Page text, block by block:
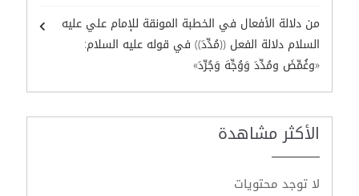
من دلالة الأفعال في الخطبة المونقة للإمام علي عليه
السلام دلالة الفعل ((مُدِّدَ)) في قوله عليه السلام:
«وغُمِّضَ ومُدِّدَ وَوُجِّهَ وَجُرِّدَ»
الأكثر مشاهدة
لا توجد محتويات